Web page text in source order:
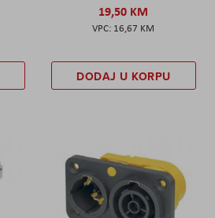
19,50 KM
16,67 KM
DODAJ U KORPU